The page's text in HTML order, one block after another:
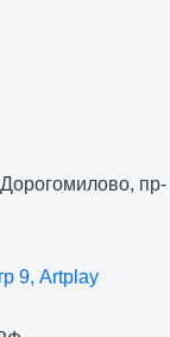
Дорогомилово, пр-
9, Artplay